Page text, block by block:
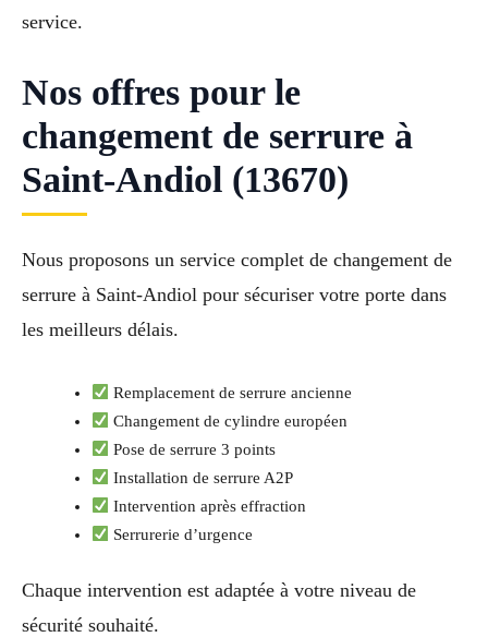
service.
Nos offres pour le
changement de serrure à
Saint-Andiol (13670)
Nous proposons un service complet de changement de
serrure à Saint-Andiol pour sécuriser votre porte dans
les meilleurs délais.
Remplacement de serrure ancienne
Changement de cylindre européen
Pose de serrure 3 points
Installation de serrure A2P
Intervention après effraction
Serrurerie d’urgence
Chaque intervention est adaptée à votre niveau de
sécurité souhaité.